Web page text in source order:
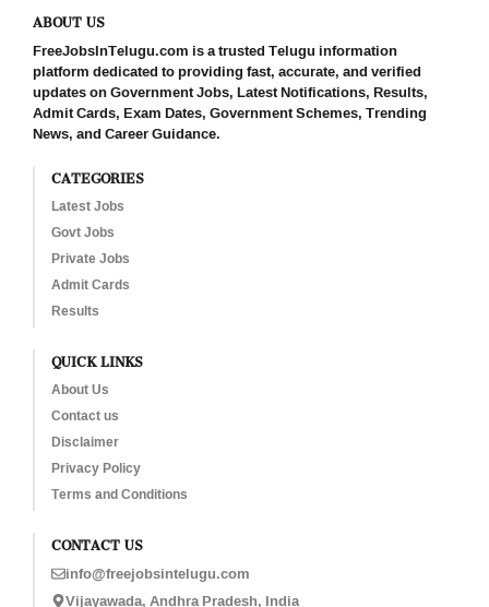
ABOUT US
FreeJobsInTelugu.com is a trusted Telugu information
platform dedicated to providing fast, accurate, and verified
updates on Government Jobs, Latest Notifications, Results,
Admit Cards, Exam Dates, Government Schemes, Trending
News, and Career Guidance.
CATEGORIES
Latest Jobs
Govt Jobs
Private Jobs
Admit Cards
Results
QUICK LINKS
About Us
Contact us
Disclaimer
Privacy Policy
Terms and Conditions
CONTACT US
info@freejobsintelugu.com
Vijayawada, Andhra Pradesh, India